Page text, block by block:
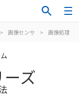
> 画像センサ > 画像処理シ
ズ